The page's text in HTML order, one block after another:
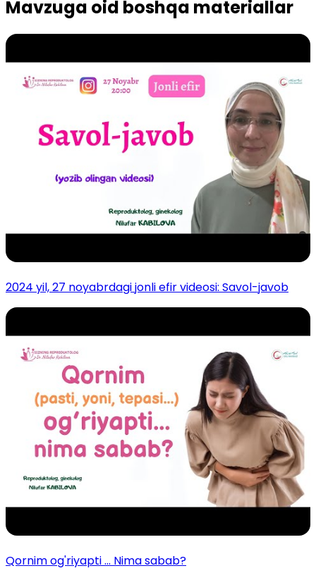
Mavzuga oid boshqa materiallar
2024 yil, 27 noyabrdagi jonli efir videosi: Savol-javob
Qornim og'riyapti ... Nima sabab?